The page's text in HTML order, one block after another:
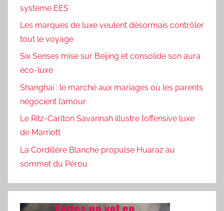
système EES
Les marques de luxe veulent désormais contrôler
tout le voyage
Six Senses mise sur Beijing et consolide son aura
éco-luxe
Shanghai : le marché aux mariages où les parents
négocient l’amour
Le Ritz-Carlton Savannah illustre l’offensive luxe
de Marriott
La Cordillère Blanche propulse Huaraz au
sommet du Pérou